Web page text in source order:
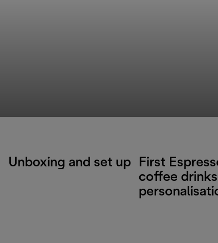
Unboxing and set up
First
coffee drinks